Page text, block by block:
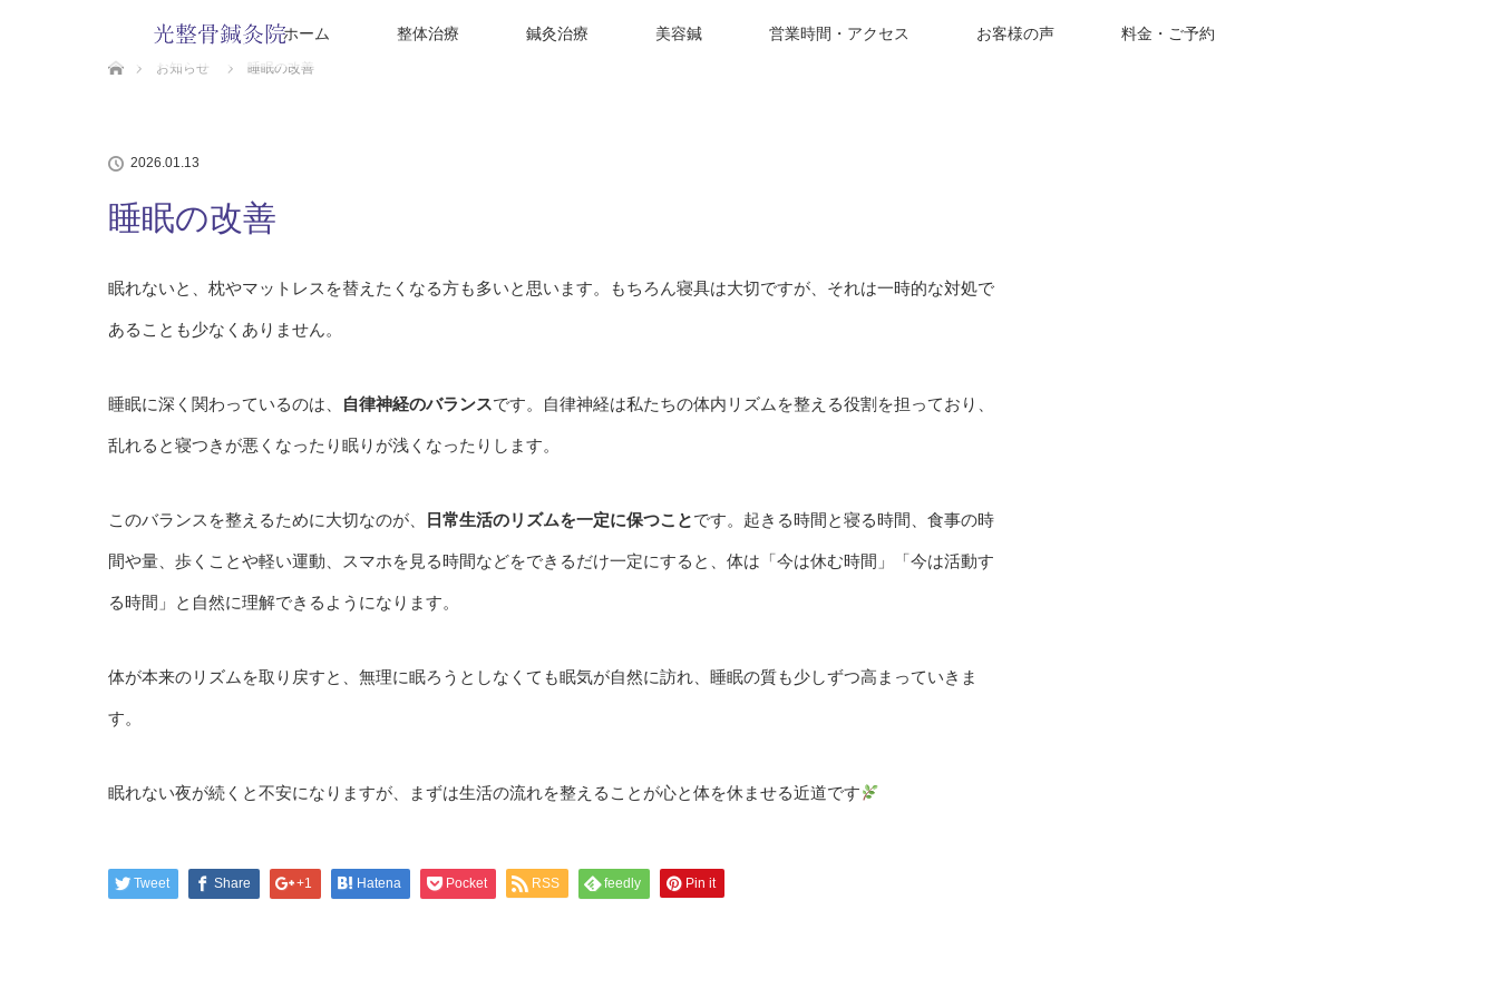
ホーム 整体治療 鍼灸治療 美容鍼 営業時間・アクセス お客様の声 料金・ご予約
ホーム
お知らせ
睡眠の改善
2026.01.13
睡眠の改善
眠れないと、枕やマットレスを替えたくなる方も多いと思います。もちろん寝具は大切ですが、それは一時的な対処で
あることも少なくありません。
睡眠に深く関わっているのは、 自律神経のバランスです。自律神経は私たちの体内リズムを整える役割を担っており、
乱れると寝つきが悪くなったり眠りが浅くなったりします。
このバランスを整えるために大切なのが、 日常生活のリズムを一定に保つことです。起きる時間と寝る時間、食事の時
間や量、歩くことや軽い運動、スマホを見る時間などをできるだけ一定にすると、体は「今は休む時間」「今は活動す
る時間」と自然に理解できるようになります。
体が本来のリズムを取り戻すと、無理に眠ろうとしなくても眠気が自然に訪れ、睡眠の質も少しずつ高まっていきま
す。
眠れない夜が続くと不安になりますが、まずは生活の流れを整えることが心と体を休ませる近道です
Tweet Share +1 Hatena Pocket RSS feedly Pin it